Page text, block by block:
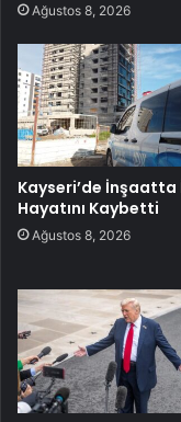
Ağustos 8, 2026
Kayseri’de İnşaatta
Hayatını Kaybetti
Ağustos 8, 2026